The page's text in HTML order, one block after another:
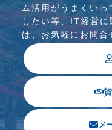
ム活⽤がうまくい
したい等、IT経営
は、お気軽にお問
メ